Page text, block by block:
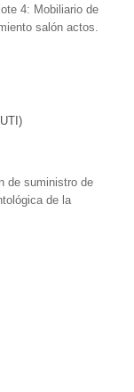
4: Mobiliario de
salón actos.
de suministro de
de la